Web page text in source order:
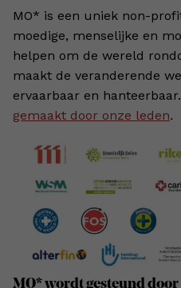
MO* is een uniek non-
moedige, menselijke en
helpen om de wereld
maakt de veranderende
ervaarbaar en hanteerbaar.
gemaakt door onze leden.
MO* wordt gesteund door